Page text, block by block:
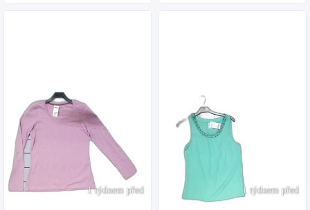
1 týdnem před 1 týdnem před